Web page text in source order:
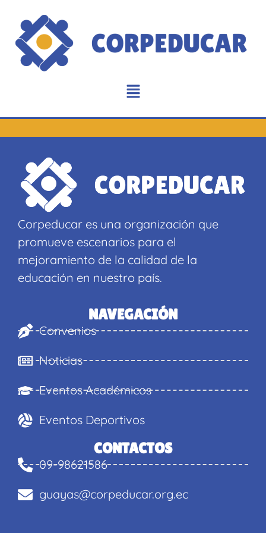
Corpeducar es una organización que
promueve escenarios para el
mejoramiento de la calidad de la
educación en nuestro país.
NAVEGACIÓN
Convenios
Noticias
Eventos Académicos
Eventos Deportivos
CONTACTOS
09-98621586
guayas@corpeducar.org.ec